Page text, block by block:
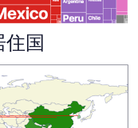
国